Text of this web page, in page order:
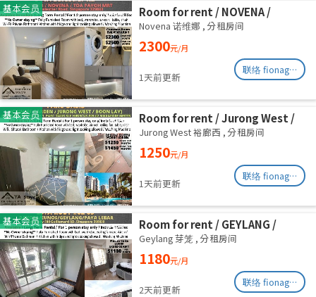
基本会员
Room for rent / NOVENA /
Master room / 2,3 pax stay /
Available Immediately
Novena 诺维娜 , 分租房间
2300元/月
1天前更新
联络 fionag@transinex.com.sg
基本会员
Room for rent / Jurong West /
Common room / 1pax stay /
Available Oct 2
Jurong West 裕廊西 , 分租房间
1250元/月
1天前更新
联络 fionag@transinex.com.sg
基本会员
Room for rent / GEYLANG /
Common room / 1pax stay /
Available Immediately
Geylang 芽笼 , 分租房间
1180元/月
2天前更新
联络 fionag@transinex.com.sg